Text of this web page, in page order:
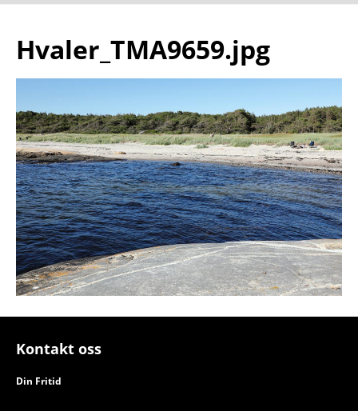
Hvaler_TMA9659.jpg
Kontakt oss
Din Fritid